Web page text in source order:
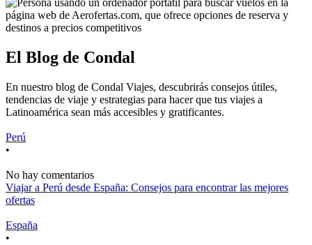
El Blog de Condal
En nuestro blog de Condal Viajes, descubrirás consejos útiles,
tendencias de viaje y estrategias para hacer que tus viajes a
Latinoamérica sean más accesibles y gratificantes.
Perú
•
No hay comentarios
Viajar a Perú desde España: Consejos para encontrar las mejores
ofertas
España
•